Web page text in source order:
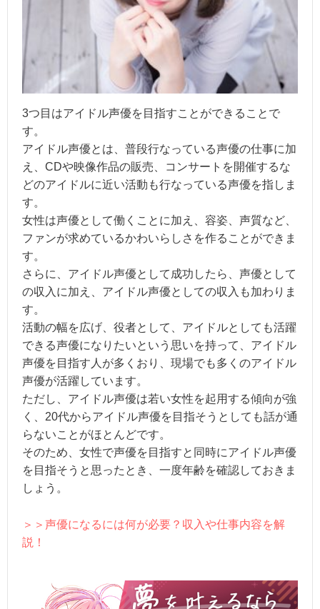
3つ目はアイドル声優を目指すことができることで
す。
アイドル声優とは、普段行なっている声優の仕事に加
え、CDや映像作品の販売、コンサートを開催するな
どのアイドルに近い活動も行なっている声優を指しま
す。
女性は声優として働くことに加え、容姿、声質など、
ファンが求めているかわいらしさを作ることができま
す。
さらに、アイドル声優として成功したら、声優として
の収入に加え、アイドル声優としての収入も加わりま
す。
活動の幅を広げ、役者として、アイドルとしても活躍
できる声優になりたいという思いを持って、アイドル
声優を目指す人が多くおり、現場でも多くのアイドル
声優が活躍しています。
ただし、アイドル声優は若い女性を起用する傾向が強
く、20代からアイドル声優を目指そうとしても話が通
らないことがほとんどです。
そのため、女性で声優を目指すと同時にアイドル声優
を目指そうと思ったとき、一度年齢を確認しておきま
しょう。
＞＞声優になるには何が必要？収入や仕事内容を解
説！